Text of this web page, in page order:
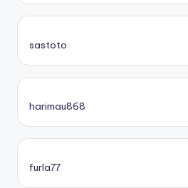
sastoto
harimau868
furla77